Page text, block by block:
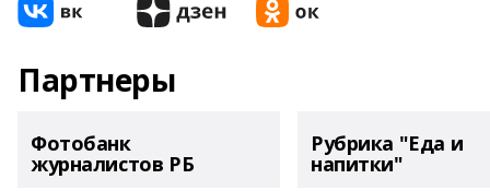
Партнеры
Фотобанк
журналистов РБ
Рубрика "Еда и
напитки"